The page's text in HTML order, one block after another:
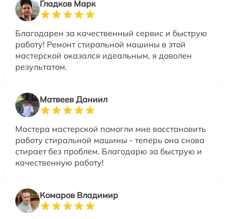
Гладков Марк
Благодарен за качественный сервис и быструю
работу! Ремонт стиральной машины в этой
мастерской оказался идеальным, я доволен
результатом.
Матвеев Даниил
Мастера мастерской помогли мне восстановить
работу стиральной машины - теперь она снова
стирает без проблем. Благодарю за быструю и
качественную работу!
Комаров Владимир